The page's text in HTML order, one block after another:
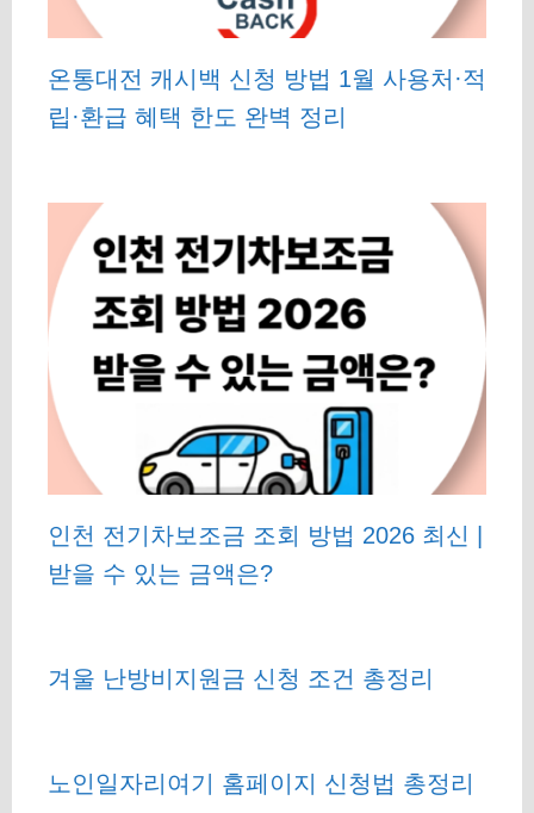
온통대전 캐시백 신청 방법 1월 사용처·적
립·환급 혜택 한도 완벽 정리
인천 전기차보조금 조회 방법 2026 최신 |
받을 수 있는 금액은?
겨울 난방비지원금 신청 조건 총정리
노인일자리여기 홈페이지 신청법 총정리